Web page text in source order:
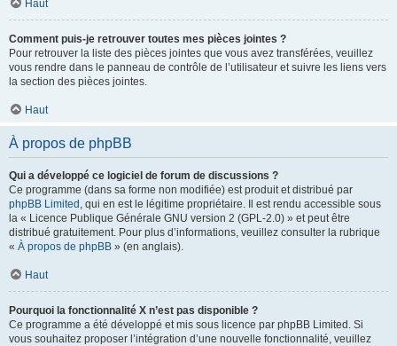
Haut
Comment puis-je retrouver toutes mes pièces jointes ?
Pour retrouver la liste des pièces jointes que vous avez transférées, veuillez
vous rendre dans le panneau de contrôle de l’utilisateur et suivre les liens vers
la section des pièces jointes.
Haut
À propos de phpBB
Qui a développé ce logiciel de forum de discussions ?
Ce programme (dans sa forme non modifiée) est produit et distribué par
phpBB Limited , qui en est le légitime propriétaire. Il est rendu accessible sous
la « Licence Publique Générale GNU version 2 (GPL-2.0) » et peut être
distribué gratuitement. Pour plus d’informations, veuillez consulter la rubrique
« À propos de phpBB » (en anglais).
Haut
Pourquoi la fonctionnalité X n’est pas disponible ?
Ce programme a été développé et mis sous licence par phpBB Limited. Si
vous souhaitez proposer l’intégration d’une nouvelle fonctionnalité, veuillez